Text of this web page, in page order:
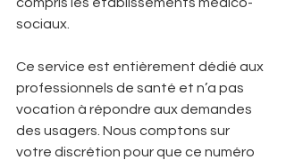
sociaux.
Ce service est entièrement dédié aux
professionnels de santé et n’a pas
vocation à répondre aux demandes
des usagers. Nous comptons sur
votre discrétion pour que ce numéro